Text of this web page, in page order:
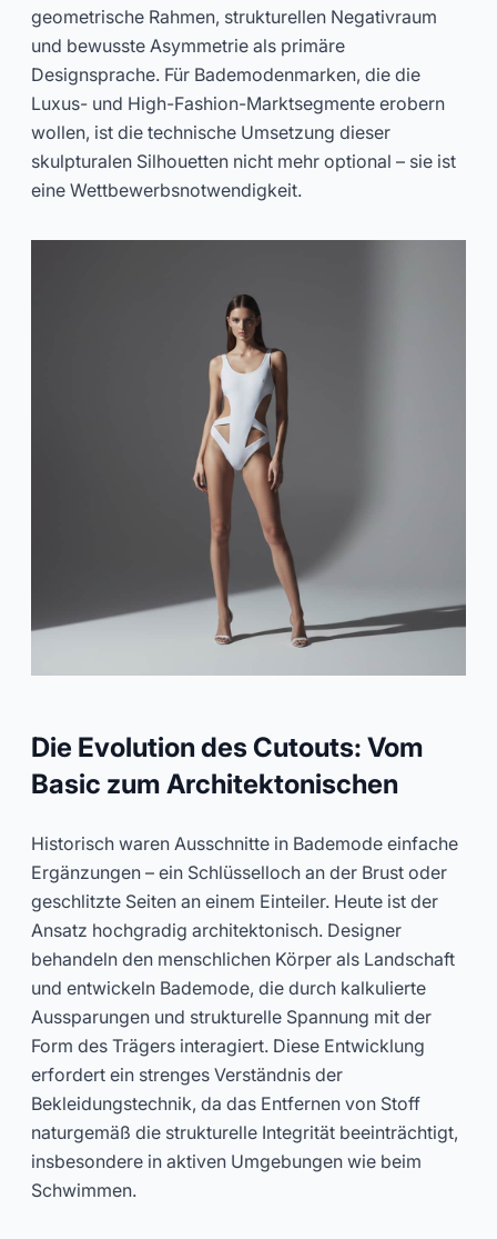
geometrische Rahmen, strukturellen Negativraum
und bewusste Asymmetrie als primäre
Designsprache. Für Bademodenmarken, die die
Luxus- und High-Fashion-Marktsegmente erobern
wollen, ist die technische Umsetzung dieser
skulpturalen Silhouetten nicht mehr optional – sie ist
eine Wettbewerbsnotwendigkeit.
Die Evolution des Cutouts: Vom
Basic zum Architektonischen
Historisch waren Ausschnitte in Bademode einfache
Ergänzungen – ein Schlüsselloch an der Brust oder
geschlitzte Seiten an einem Einteiler. Heute ist der
Ansatz hochgradig architektonisch. Designer
behandeln den menschlichen Körper als Landschaft
und entwickeln Bademode, die durch kalkulierte
Aussparungen und strukturelle Spannung mit der
Form des Trägers interagiert. Diese Entwicklung
erfordert ein strenges Verständnis der
Bekleidungstechnik, da das Entfernen von Stoff
naturgemäß die strukturelle Integrität beeinträchtigt,
insbesondere in aktiven Umgebungen wie beim
Schwimmen.